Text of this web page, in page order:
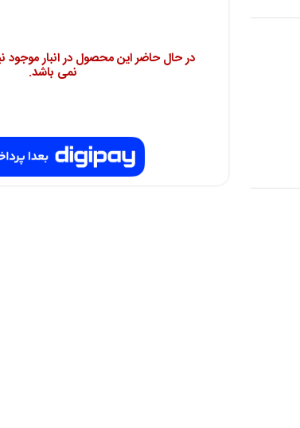
در حال حاضر این محصول در انبار
نمی باشد.